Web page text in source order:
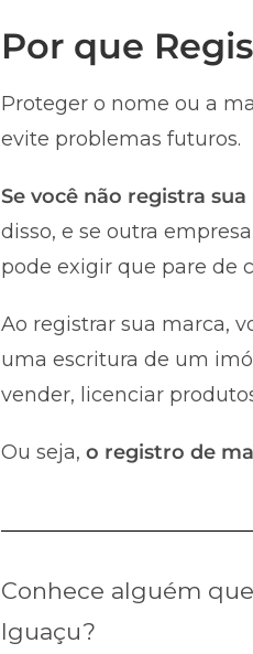
Por que
Proteger o nome ou a
evite problemas futuros.
Se você não registra
disso, e se outra
pode exigir que pare de
Ao registrar sua marca,
uma escritura de um
vender, licenciar
Ou seja, o registro de
Conhece alguém
Iguaçu?